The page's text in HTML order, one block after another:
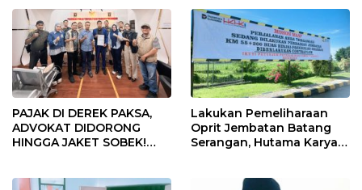
PAJAK DI DEREK PAKSA,
ADVOKAT DIDORONG
HINGGA JAKET SOBEK!
Pekanbaru!
Lakukan Pemeliharaan
Oprit Jembatan Batang
Serangan, Hutama Karya